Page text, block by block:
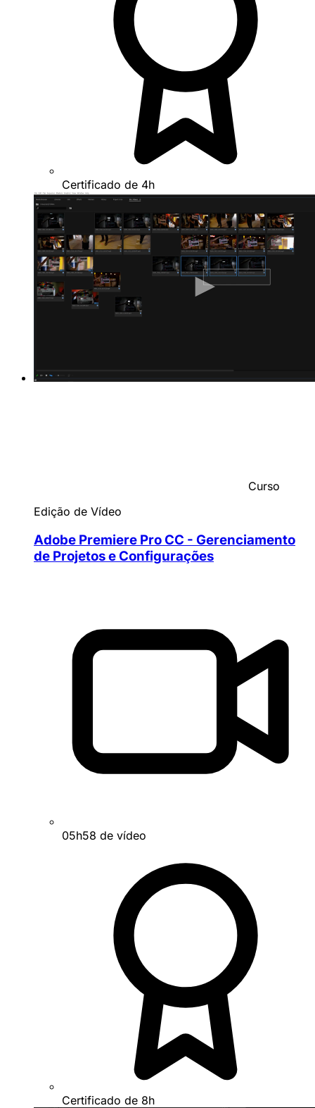
Certificado de 4h
Curso
Edição de Vídeo
Adobe Premiere Pro CC - Gerenciamento
de Projetos e Configurações
05h58 de vídeo
Certificado de 8h